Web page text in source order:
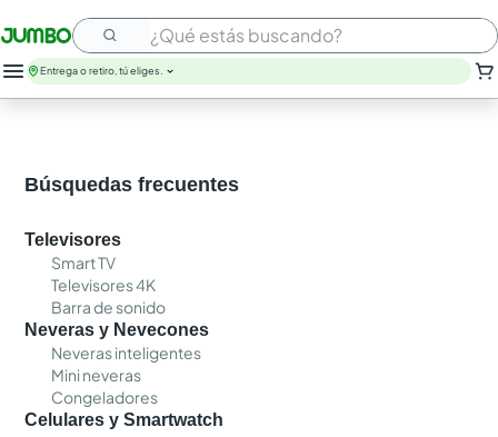
¿Qué estás buscando?
nutribela
galletas
aceite
queso
pollo
Entrega o retiro, tú eliges.
Búsquedas frecuentes
Televisores
Smart TV
Televisores 4K
Barra de sonido
Neveras y Nevecones
Neveras inteligentes
Mini neveras
Congeladores
Celulares y Smartwatch